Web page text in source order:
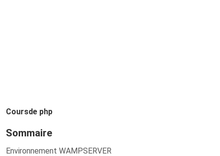
Coursde php
Sommaire
Environnement WAMPSERVER